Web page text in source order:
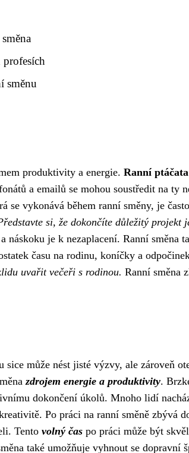
profesích
směnu
produktivity a energie. Ranní ptáčata
a emailů se mohou soustředit na ty
se vykonává během ranní směny, je
si, že dokončíte důležitý projekt
náskoku je k nezaplacení. Ranní směna
času na rodinu, koníčky a
uvařit večeři s rodinou. Ranní směna
sice může nést jisté výzvy, ale zároveň
zdrojem energie a produktivity.
dokončení úkolů. Mnoho lidí
Po práci na ranní směně zbývá
Tento volný čas po práci může být
také umožňuje vyhnout se dopravní